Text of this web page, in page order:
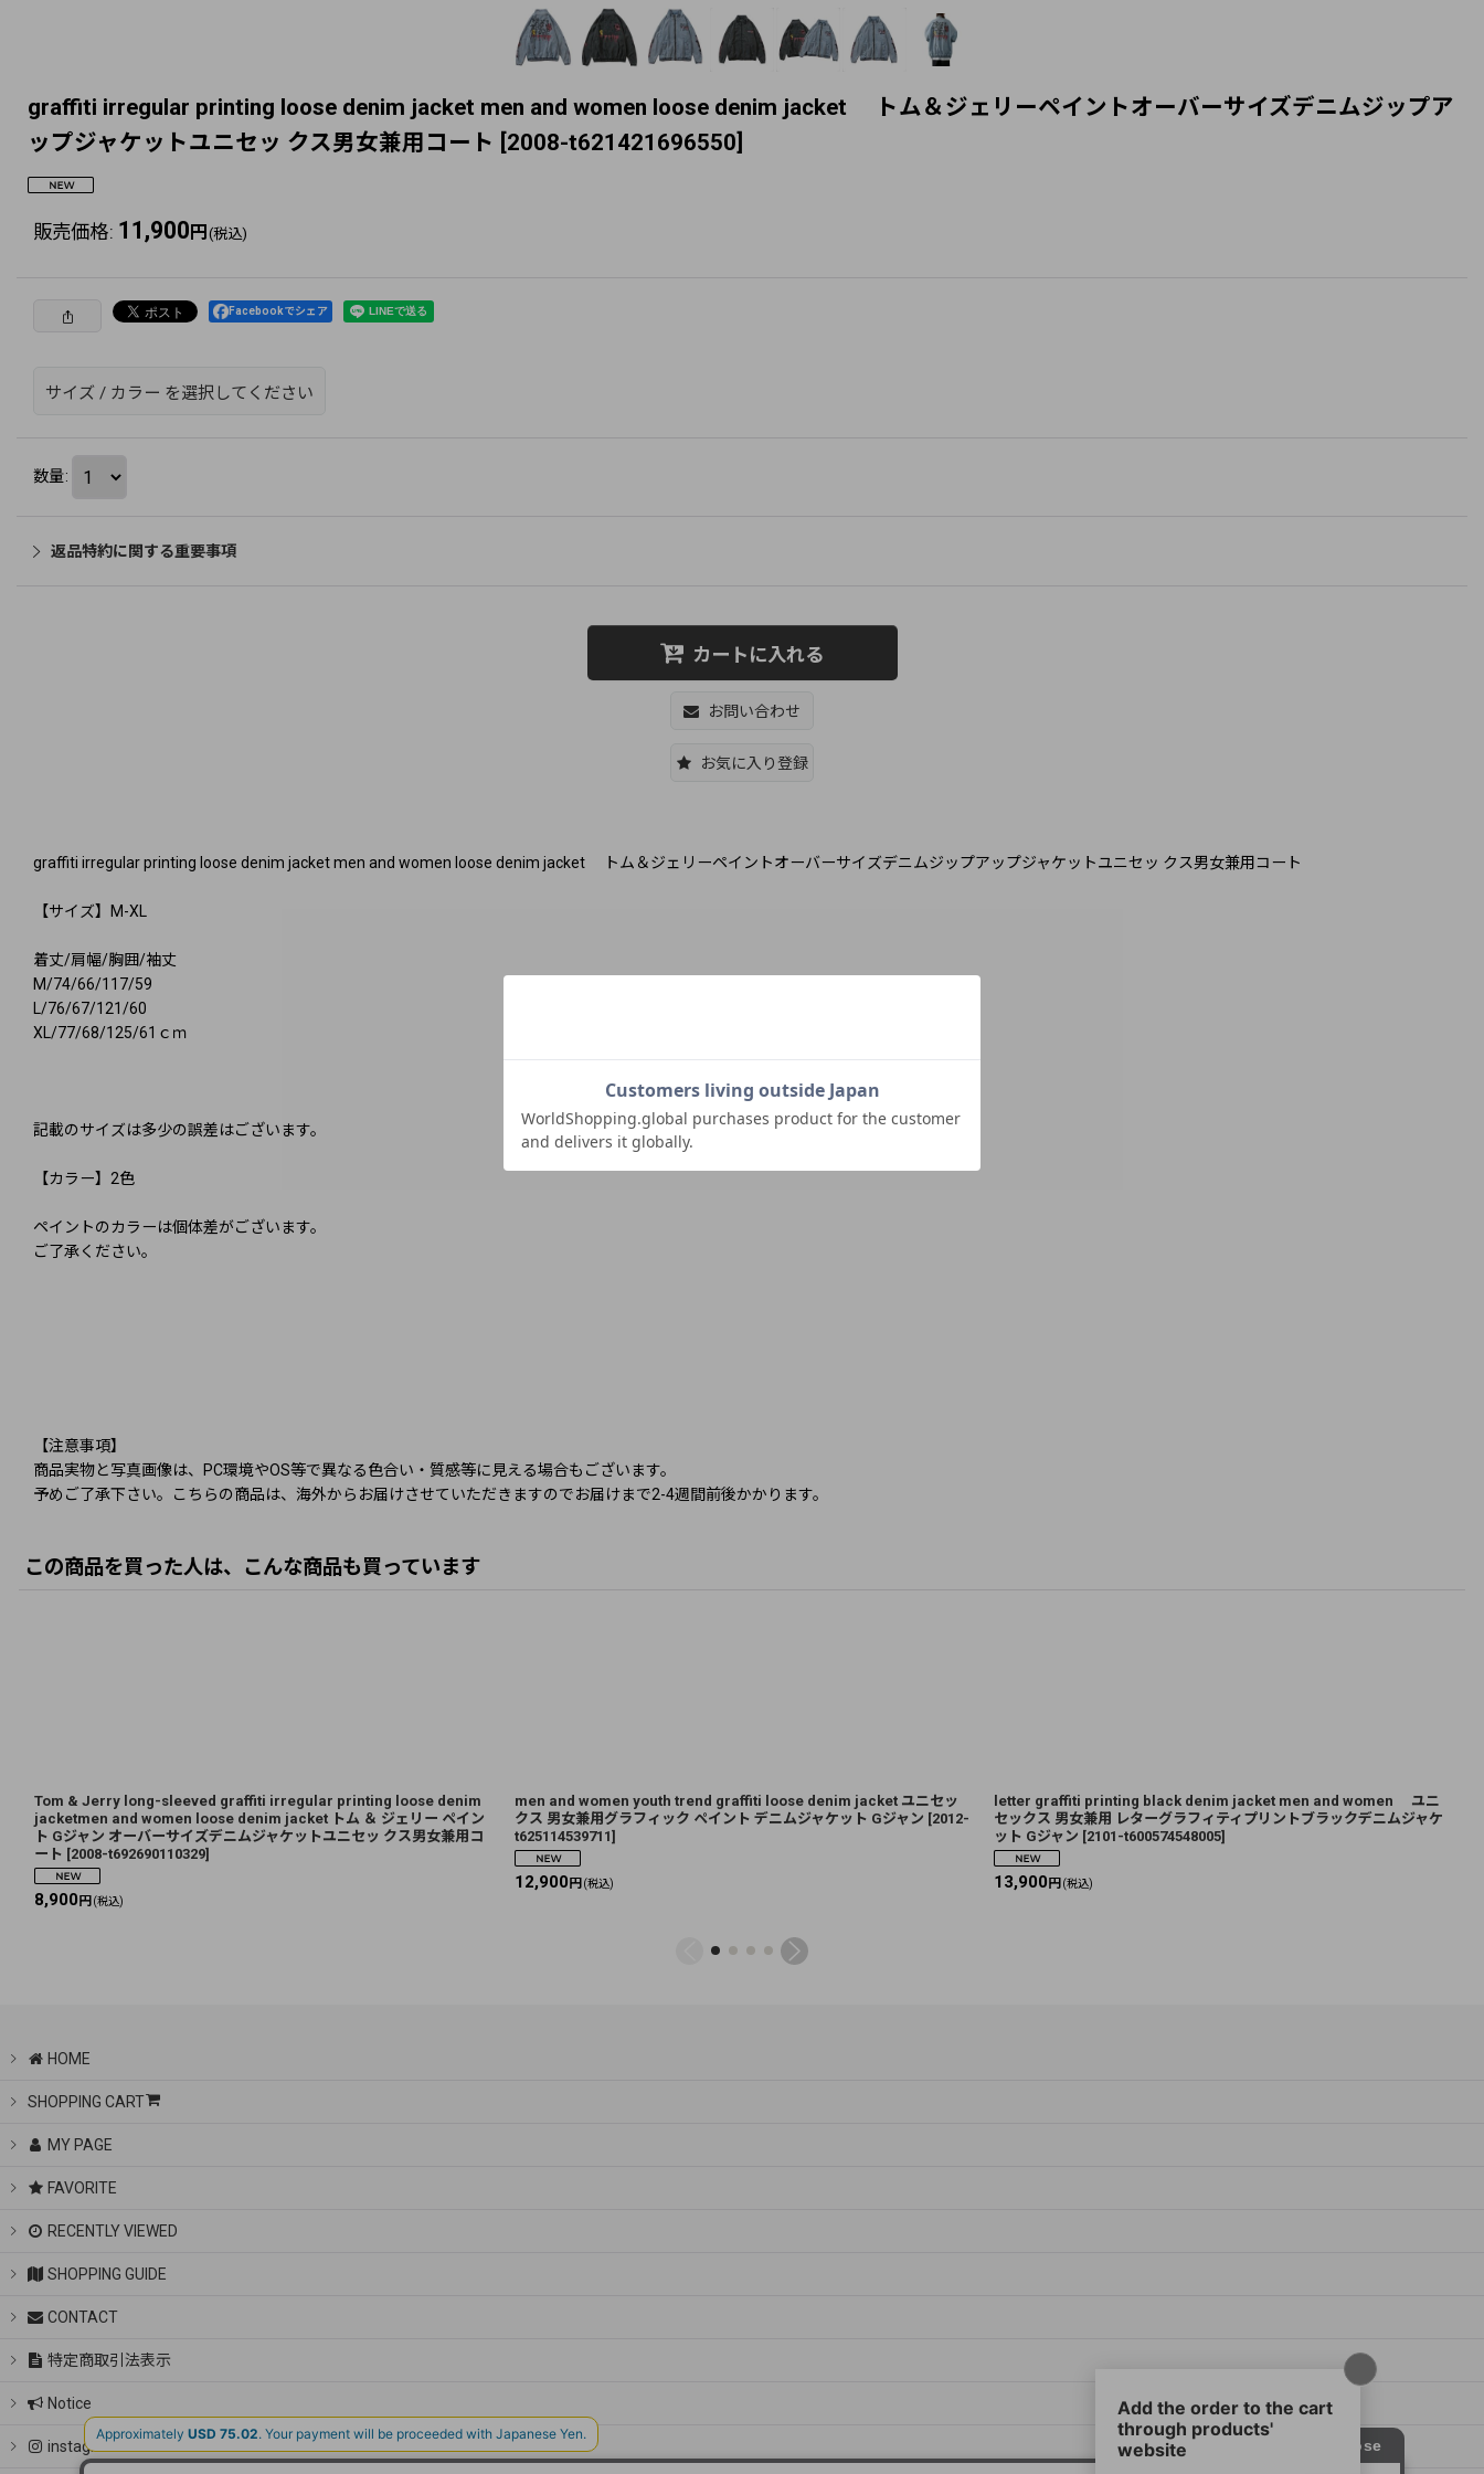
graffiti irregular printing loose denim jacket men and women loose denim jacket トム＆ジェリーペイントオーバーサイズデニムジップア
ップジャケットユニセッ クス男女兼用コート [2008-t621421696550]
販売価格: 11,900 円 (税込)
Facebookでシェア
サイズ / カラー を選択してください
数量:
返品特約に関する重要事項
カートに入れる
お問い合わせ
お気に入り登録
graffiti irregular printing loose denim jacket men and women loose denim jacket トム＆ジェリーペイントオーバーサイズデニムジップアップジャケットユニセッ クス男女兼用コート
【サイズ】M-XL
着丈/肩幅/胸囲/袖丈
M/74/66/117/59
L/76/67/121/60
XL/77/68/125/61ｃｍ
記載のサイズは多少の誤差はございます。
【カラー】2色
ペイントのカラーは個体差がございます。
ご了承ください。
【注意事項】
商品実物と写真画像は、PC環境やOS等で異なる色合い・質感等に見える場合もございます。
予めご了承下さい。こちらの商品は、海外からお届けさせていただきますのでお届けまで2-4週間前後かかります。
この商品を買った人は、こんな商品も買っています
Tom & Jerry long-sleeved graffiti irregular printing loose denim
jacketmen and women loose denim jacket トム ＆ ジェリー ペイン
ト Gジャン オーバーサイズデニムジャケットユニセッ クス男女兼用コ
ート [2008-t692690110329]
8,900 円 (税込)
men and women youth trend graffiti loose denim jacket ユニセッ
クス 男女兼用グラフィック ペイント デニムジャケット Gジャン [2012-
t625114539711]
12,900 円 (税込)
letter graffiti printing black denim jacket men and women ユニ
セックス 男女兼用 レターグラフィティプリントブラックデニムジャケ
ット Gジャン [2101-t600574548005]
13,900 円 (税込)
HOME
SHOPPING CART
MY PAGE
FAVORITE
RECENTLY VIEWED
SHOPPING GUIDE
CONTACT
特定商取引法表示
Notice
instagram